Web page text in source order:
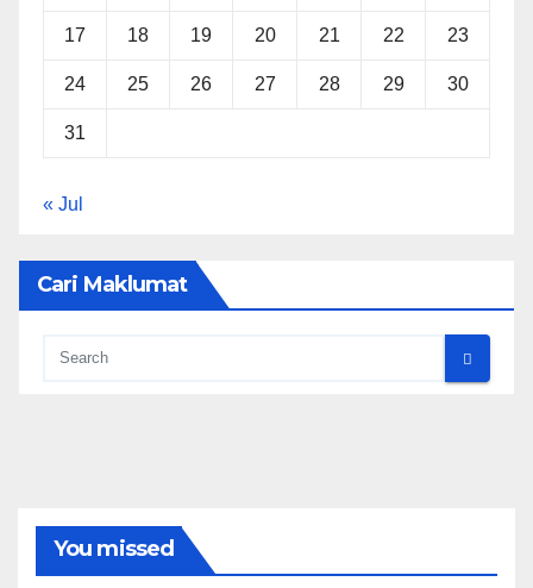
17 18 19 20 21 22 23
24 25 26 27 28 29 30
31
« Jul
Cari Maklumat
You missed